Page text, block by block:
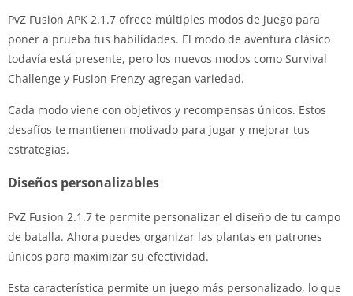
PvZ Fusion APK 2.1.7 ofrece múltiples modos de juego para
poner a prueba tus habilidades. El modo de aventura clásico
todavía está presente, pero los nuevos modos como Survival
Challenge y Fusion Frenzy agregan variedad.
Cada modo viene con objetivos y recompensas únicos. Estos
desafíos te mantienen motivado para jugar y mejorar tus
estrategias.
Diseños personalizables
PvZ Fusion 2.1.7 te permite personalizar el diseño de tu campo
de batalla. Ahora puedes organizar las plantas en patrones
únicos para maximizar su efectividad.
Esta característica permite un juego más personalizado, lo que